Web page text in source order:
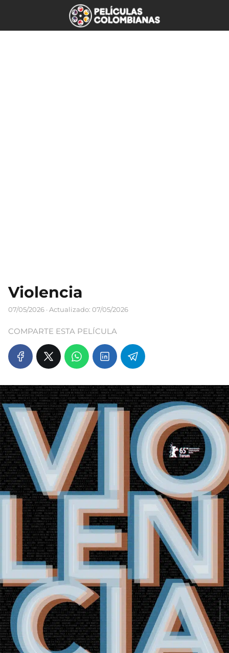
Violencia
07/05/2026 · Actualizado: 07/05/2026
COMPARTE ESTA PELÍCULA